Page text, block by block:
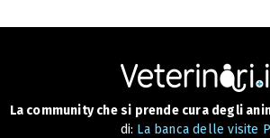
La community che si prende cura degli
di: La banca delle visite